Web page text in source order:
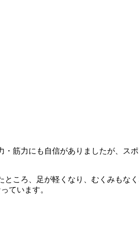
筋力にも自信がありましたが、ス
ころ、足が軽くなり、むくみもな
ています。